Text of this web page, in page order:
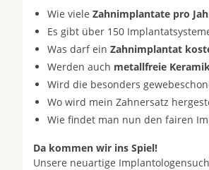
Wie viele Zahnimplantate pro
Es gibt über 150
Was darf ein Zahnimplantat
Werden auch metallfreie
Wird die besonders
Wo wird mein Zahnersatz
Wie findet man nun den fairen
Da kommen wir ins Spiel!
Unsere neuartige